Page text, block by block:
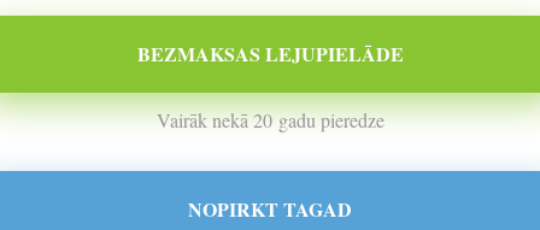
BEZMAKSAS LEJUPIELĀDE
Vairāk nekā 20 gadu pieredze
NOPIRKT TAGAD